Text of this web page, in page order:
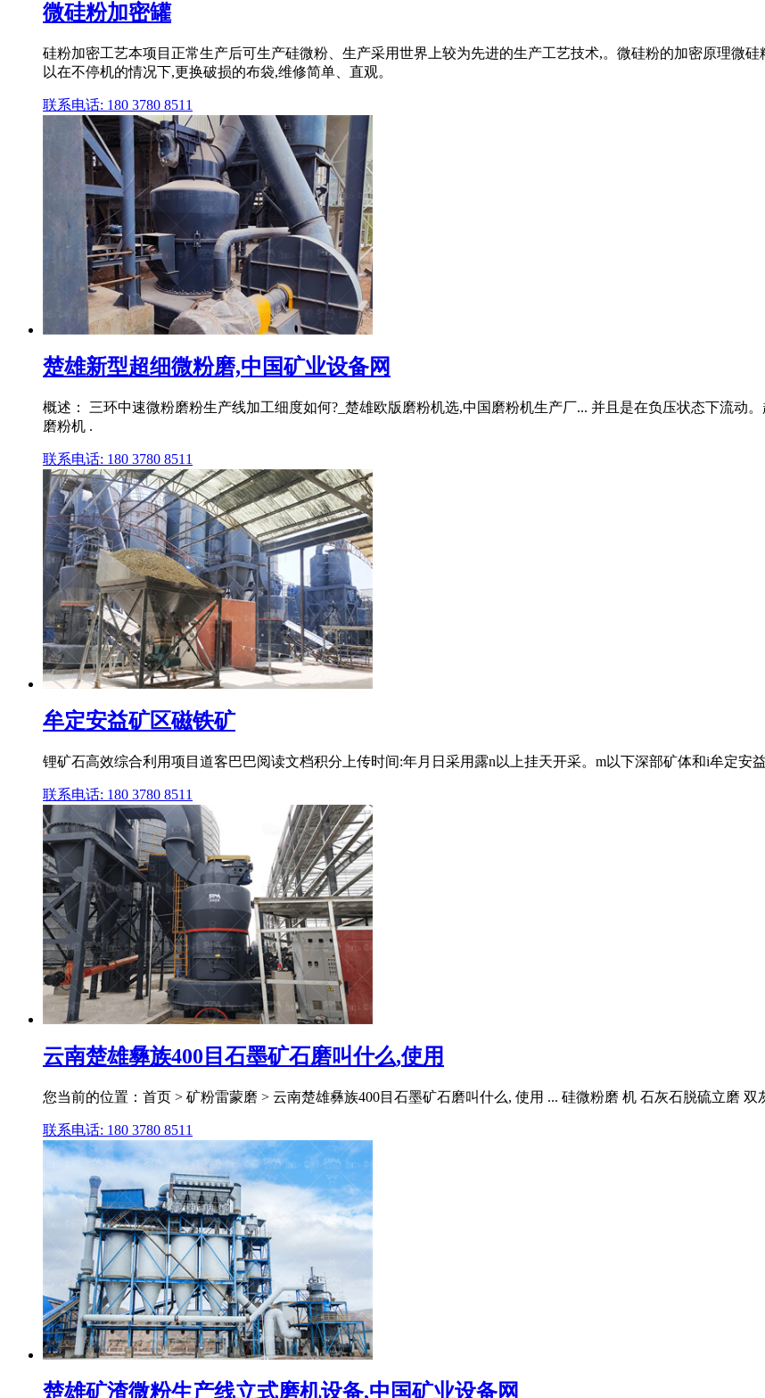
微硅粉加密罐
硅粉加密工艺本项目正常生产后可生产硅微粉、生产采用世界上较为先进的生产工艺技术,。微硅粉的加密原理微
以在不停机的情况下,更换破损的布袋,维修简单、直观。
联系电话: 180 3780 8511
楚雄新型超细微粉磨,中国矿业设备网
概述： 三环中速微粉磨粉生产线加工细度如何?_楚雄欧版磨粉机选,中国磨粉机生产厂... 并且是在负压状态下流动
磨粉机 .
联系电话: 180 3780 8511
牟定安益矿区磁铁矿
锂矿石高效综合利用项目道客巴巴阅读文档积分上传时间:年月日采用露n以上挂天开采。m以下深部矿体和i牟定安
联系电话: 180 3780 8511
云南楚雄彝族400目石墨矿石磨叫什么,使用
您当前的位置：首页 > 矿粉雷蒙磨 > 云南楚雄彝族400目石墨矿石磨叫什么, 使用 ... 硅微粉磨 机 石灰石脱硫立磨
联系电话: 180 3780 8511
楚雄矿渣微粉生产线立式磨机设备,中国矿业设备网